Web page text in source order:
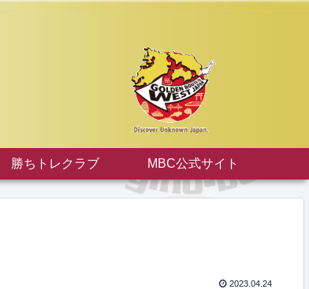
勝ちトレクラブ MBC公式サイト
2023.04.24